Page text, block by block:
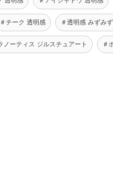
＃チーク 透明感 ＃透明感 みずみ
ノーティス ジルスチュアート ＃